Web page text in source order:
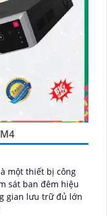
một thiết bị công
sát ban đêm hiệu